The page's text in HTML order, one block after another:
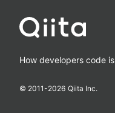
How developers code
© 2011-2026 Qiita Inc.